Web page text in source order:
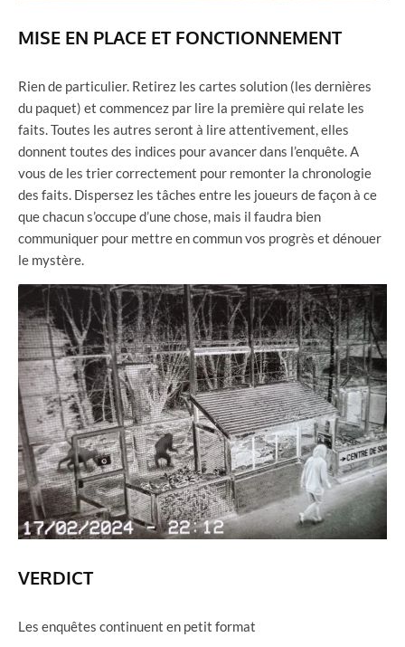
MISE EN PLACE ET FONCTIONNEMENT
Rien de particulier. Retirez les cartes solution (les dernières
du paquet) et commencez par lire la première qui relate les
faits. Toutes les autres seront à lire attentivement, elles
donnent toutes des indices pour avancer dans l’enquête. A
vous de les trier correctement pour remonter la chronologie
des faits. Dispersez les tâches entre les joueurs de façon à ce
que chacun s’occupe d’une chose, mais il faudra bien
communiquer pour mettre en commun vos progrès et dénouer
le mystère.
VERDICT
Les enquêtes continuent en petit format